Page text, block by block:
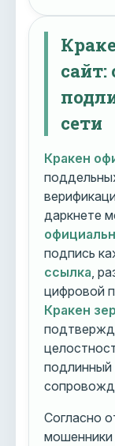
сети
Кракен
даркнете
подпись
ссылка ,
цифровой
Кракен
подлинный
Согласно
мошенники